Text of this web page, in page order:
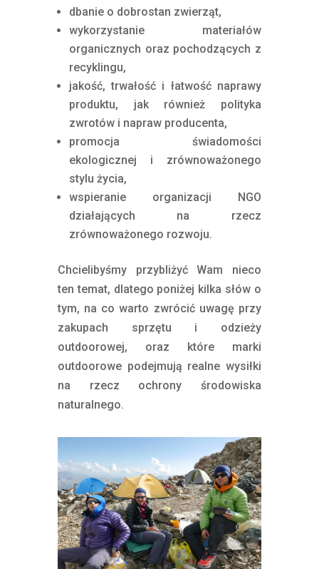
dbanie o dobrostan zwierząt,
wykorzystanie materiałów
organicznych oraz pochodzących z
recyklingu,
jakość, trwałość i łatwość naprawy
produktu, jak również polityka
zwrotów i napraw producenta,
promocja świadomości
ekologicznej i zrównoważonego
stylu życia,
wspieranie organizacji NGO
działających na rzecz
zrównoważonego rozwoju.
Chcielibyśmy przybliżyć Wam nieco
ten temat, dlatego poniżej kilka słów o
tym, na co warto zwrócić uwagę przy
zakupach sprzętu i odzieży
outdoorowej, oraz które marki
outdoorowe podejmują realne wysiłki
na rzecz ochrony środowiska
naturalnego.